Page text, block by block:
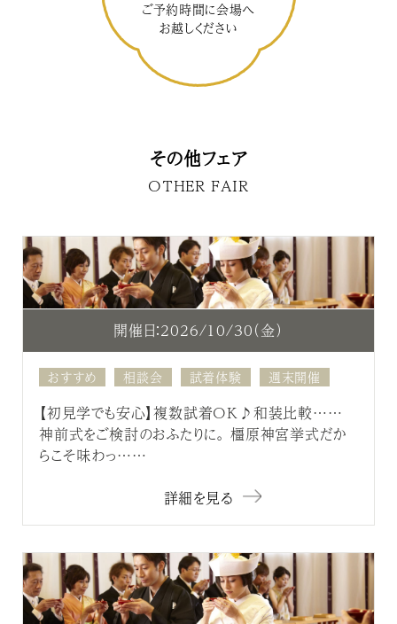
ご予約時間に会場へ
お越しください
その他フェア
OTHER FAIR
開催日：2026/10/30（金）
おすすめ 相談会 試着体験 週末開催
【初見学でも安心】複数試着OK♪和装比較……
神前式をご検討のおふたりに。 橿原神宮挙式だか
らこそ味わっ……
詳細を見る